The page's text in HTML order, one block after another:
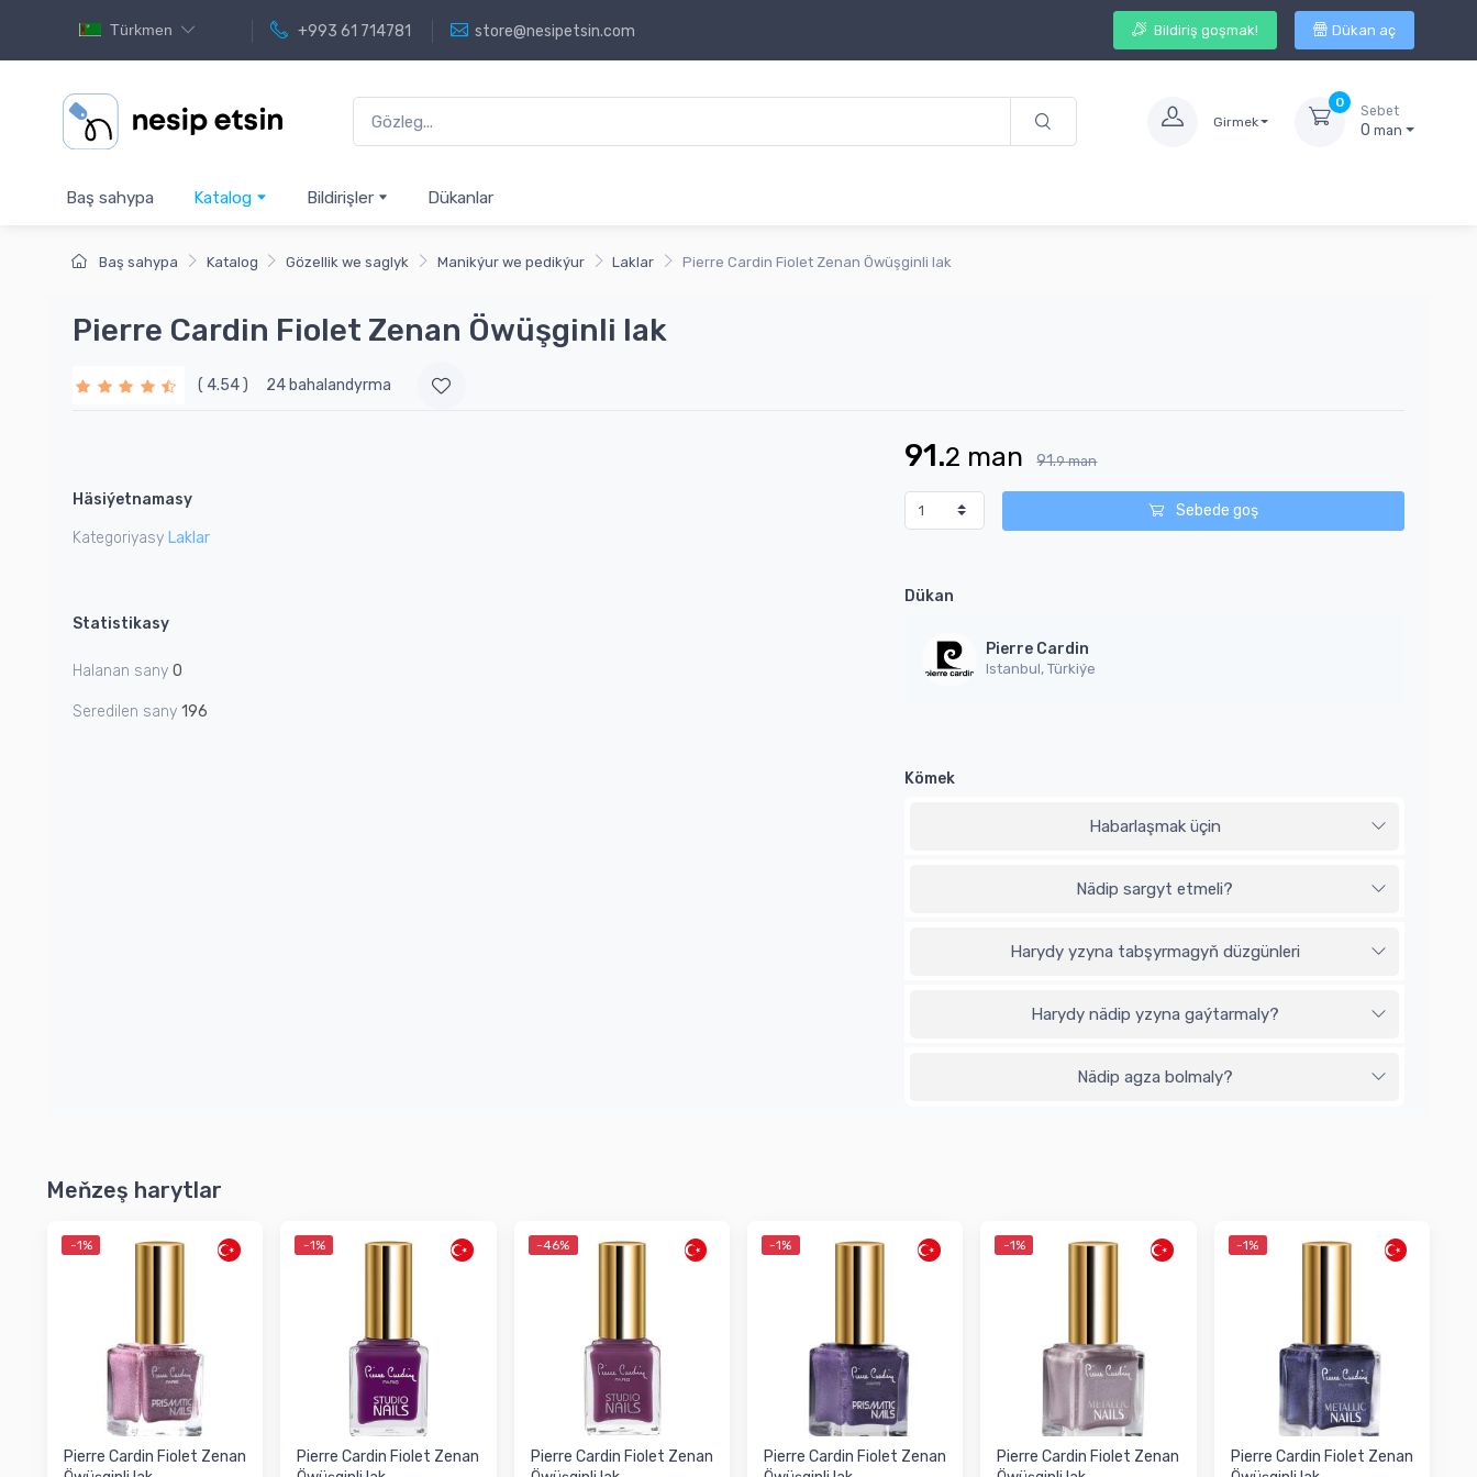
Türkmen +993 61 714781 store@nesipetsin.com Bildiriş goşmak! Dükan aç
Girmek
0
Sebet
0man
Baş sahypa Katalog Bildirişler Dükanlar
Baş sahypa Katalog Gözellik we saglyk Manikýur we pedikýur Laklar Pierre Cardin Fiolet Zenan Öwüşginli lak
Pierre Cardin Fiolet Zenan Öwüşginli lak
( 4.54 ) 24 bahalandyrma
of
0
0
Häsiýetnamasy
Kategoriyasy Laklar
Statistikasy
Halanan sany 0
Seredilen sany 196
91.2 man 91.9 man
Sebede goş
Dükan
Pierre Cardin
Istanbul, Türkiýe
Kömek
Habarlaşmak üçin
Nädip sargyt etmeli?
Harydy yzyna tabşyrmagyň düzgünleri
Harydy nädip yzyna gaýtarmaly?
Nädip agza bolmaly?
Meňzeş harytlar
-1%
Pierre Cardin Fiolet Zenan
-1%
Pierre Cardin Fiolet Zenan
-46%
Pierre Cardin Fiolet Zenan
-1%
Pierre Cardin Fiolet Zenan
-1%
Pierre Cardin Fiolet Zenan
-1%
Pierre Cardin Fiolet Zenan